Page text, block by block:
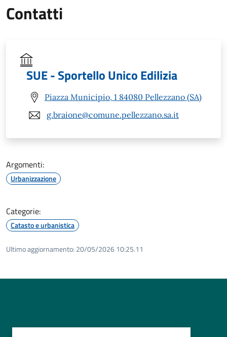
Contatti
SUE - Sportello Unico Edilizia
Piazza Municipio, 1 84080 Pellezzano (SA)
g.braione@comune.pellezzano.sa.it
Argomenti:
Urbanizzazione
Categorie:
Catasto e urbanistica
Ultimo aggiornamento: 20/05/2026 10:25.11